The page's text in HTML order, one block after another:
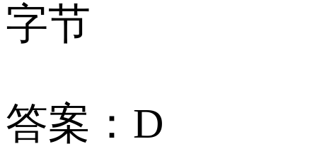
字节
答案：D